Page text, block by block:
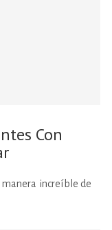
Con
manera increíble de